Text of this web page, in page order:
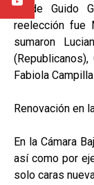
ni de Guido
reelección fue
sumaron
Fabiola
Renovación en
En la Cámara
así como por
solo caras